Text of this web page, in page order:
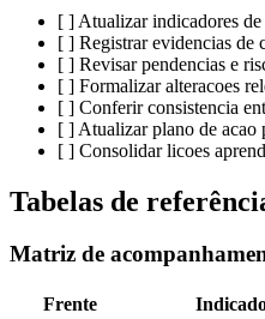
[ ] Atualizar indicadores
[ ] Registrar evidencias de
[ ] Revisar pendencias e
[ ] Formalizar alteracoes
[ ] Conferir consistencia
[ ] Atualizar plano de acao
[ ] Consolidar licoes
Tabelas de
Matriz de
Frente